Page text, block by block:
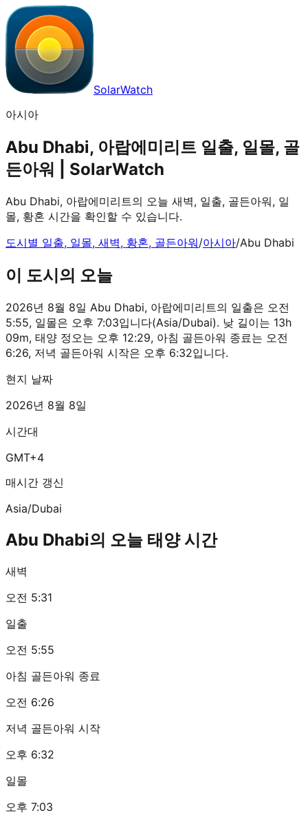
SolarWatch
아시아
Abu Dhabi, 아랍에미리트 일출, 일몰, 골
든아워 | SolarWatch
Abu Dhabi, 아랍에미리트의 오늘 새벽, 일출, 골든아워, 일
몰, 황혼 시간을 확인할 수 있습니다.
도시별 일출, 일몰, 새벽, 황혼, 골든아워/아시아/Abu Dhabi
이 도시의 오늘
2026년 8월 8일 Abu Dhabi, 아랍에미리트의 일출은 오전
5:55, 일몰은 오후 7:03입니다(Asia/Dubai). 낮 길이는 13h
09m, 태양 정오는 오후 12:29, 아침 골든아워 종료는 오전
6:26, 저녁 골든아워 시작은 오후 6:32입니다.
현지 날짜
2026년 8월 8일
시간대
GMT+4
매시간 갱신
Asia/Dubai
Abu Dhabi의 오늘 태양 시간
새벽
오전 5:31
일출
오전 5:55
아침 골든아워 종료
오전 6:26
저녁 골든아워 시작
오후 6:32
일몰
오후 7:03